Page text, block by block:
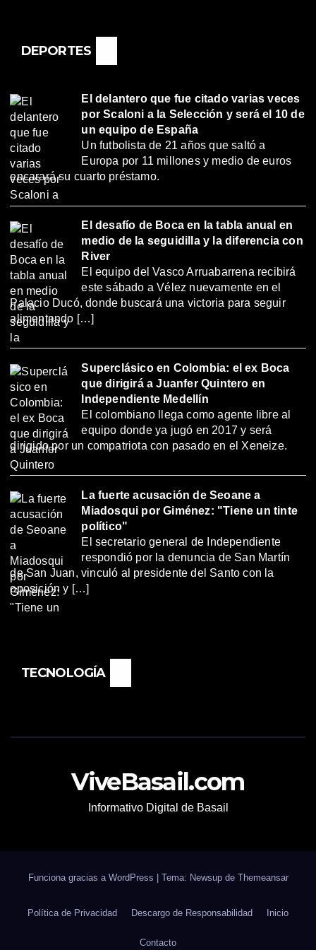
DEPORTES
El delantero que fue citado varias veces
por Scaloni a la Selección y será el 10 de
un equipo de España
Un futbolista de 21 años que saltó a
Europa por 11 millones y medio de euros
encarará su cuarto préstamo.
El desafío de Boca en la tabla anual en
medio de la seguidilla y la diferencia con
River
El equipo del Vasco Arruabarrena recibirá
este sábado a Vélez nuevamente en el
Palacio Ducó, donde buscará una victoria para seguir
alimentando […]
Superclásico en Colombia: el ex Boca
que dirigirá a Juanfer Quintero en
Independiente Medellín
El colombiano llega como agente libre al
equipo donde ya jugó en 2017 y será
dirigido por un compatriota con pasado en el Xeneize.
La fuerte acusación de Seoane a
Miadosqui por Giménez: "Tiene un tinte
político"
El secretario general de Independiente
respondió por la denuncia de San Martín
de San Juan, vinculó al presidente del Santo con la
oposición y […]
TECNOLOGÍA
ViveBasail.com
Informativo Digital de Basail
Funciona gracias a WordPress Tema: Newsup de Themeansar
Política de Privacidad Descargo de Responsabilidad Inicio
Contacto